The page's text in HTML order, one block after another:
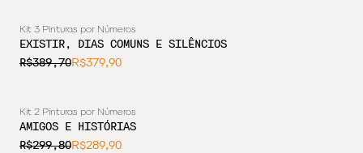
Kit 3 Pinturas por Números
EXISTIR, DIAS COMUNS E SILÊNCIOS
R$389,70R$379,90
Kit 2 Pinturas por Números
AMIGOS E HISTÓRIAS
R$299,80R$289,90